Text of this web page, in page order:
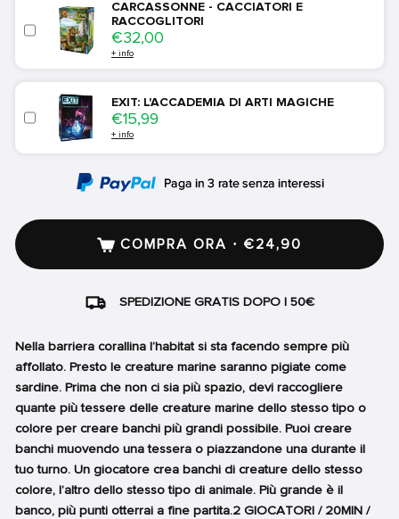
CARCASSONNE - CACCIATORI E
RACCOGLITORI
Price
€32,00
+ info
EXIT: L'ACCADEMIA DI ARTI MAGICHE
Price
€15,99
+ info
COMPRA ORA · €24,90
SPEDIZIONE GRATIS DOPO I 50€
Nella barriera corallina l’habitat si sta facendo sempre più
affollato. Presto le creature marine saranno pigiate come
sardine. Prima che non ci sia più spazio, devi raccogliere
quante più tessere delle creature marine dello stesso tipo o
colore per creare banchi più grandi possibile. Puoi creare
banchi muovendo una tessera o piazzandone una durante il
tuo turno. Un giocatore crea banchi di creature dello stesso
colore, l’altro dello stesso tipo di animale. Più grande è il
banco, più punti otterrai a fine partita.2 GIOCATORI / 20MIN /